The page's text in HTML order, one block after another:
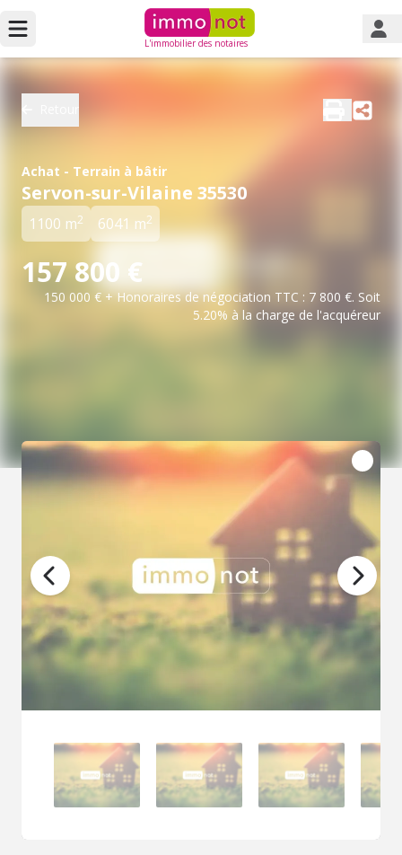
L'immobilier des notaires
Achat - Terrain à bâtir
Servon-sur-Vilaine 35530
1100 m2 6041 m2
157 800 €
150 000 € + Honoraires de négociation TTC : 7 800 €. Soit
5.20% à la charge de l'acquéreur